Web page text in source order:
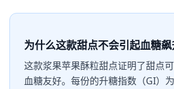
为什么这款甜点不会引起血糖
这款浆果苹果酥粒甜点证明了甜点
血糖友好。每份的升糖指数（GI）为